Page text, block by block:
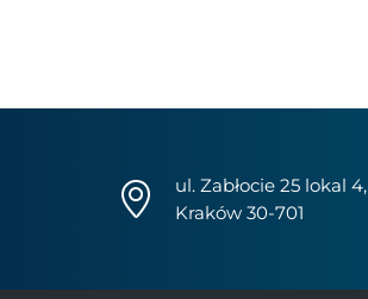
ul. Zabłocie 25 lokal 4,
Kraków 30-701